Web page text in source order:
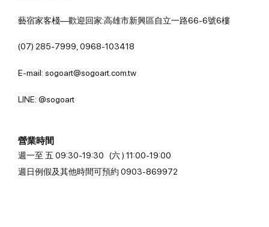
藝宿家客棧—歡迎回家:高雄市新興區自立一路66-6號6樓
(07) 285-7999, 0968-103418
E-mail: sogoart@sogoart.com.tw
LINE: @sogoart
營業時間
週一至 五 09:30-19:30 (六 ) 11:00-19:00
週日例假及其他時間可預約 0903-869972